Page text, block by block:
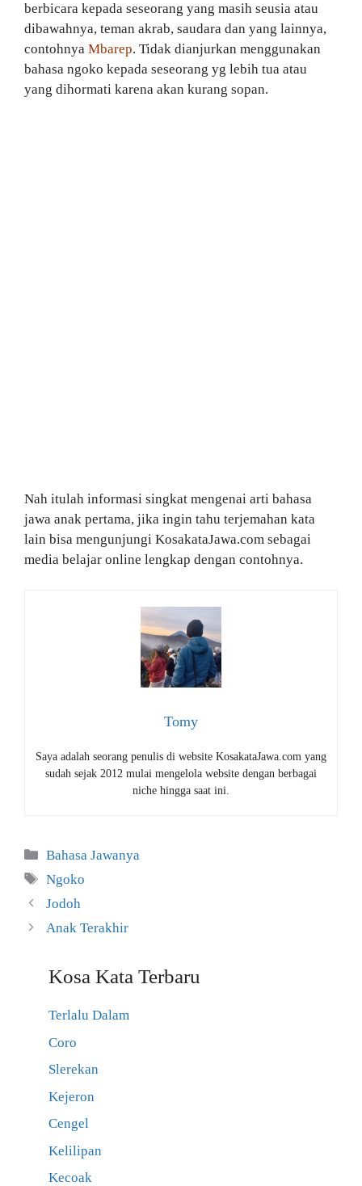
berbicara kepada seseorang yang masih seusia atau
dibawahnya, teman akrab, saudara dan yang lainnya,
contohnya Mbarep. Tidak dianjurkan menggunakan
bahasa ngoko kepada seseorang yg lebih tua atau
yang dihormati karena akan kurang sopan.
Nah itulah informasi singkat mengenai arti bahasa
jawa anak pertama, jika ingin tahu terjemahan kata
lain bisa mengunjungi KosakataJawa.com sebagai
media belajar online lengkap dengan contohnya.
Tomy
Saya adalah seorang penulis di website KosakataJawa.com yang
sudah sejak 2012 mulai mengelola website dengan berbagai
niche hingga saat ini.
Kategori
Bahasa Jawanya
Tag
Ngoko
Jodoh
Anak Terakhir
Kosa Kata Terbaru
Terlalu Dalam
Coro
Slerekan
Kejeron
Cengel
Kelilipan
Kecoak